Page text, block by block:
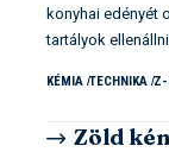
konyhai edényét
tartályok
KÉMIA TECHNIKA Z-
Zöld